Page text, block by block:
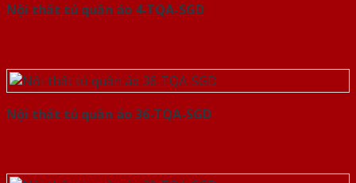
Nội thất tủ quần áo 4-TQA-SGD
Nội thất tủ quần áo 36-TQA-SGD